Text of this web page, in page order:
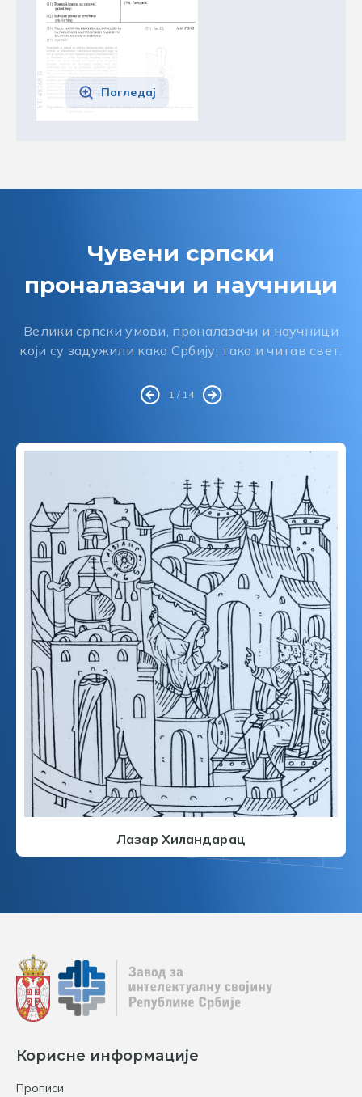
Погледај
Чувени српски
проналазачи и научници
Велики српски умови, проналазачи и научници
који су задужили како Србију, тако и читав свет.
1 / 14
Лазар Хиландарац
Корисне информације
Прописи